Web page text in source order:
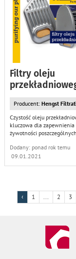
Filtry oleju
Producent: Hengst
Czystość oleju
kluczowa dla zapewnienia
żywotności poszczególnych
Dodany: ponad rok temu
09.01.2021
‹ 1 ... 2 3